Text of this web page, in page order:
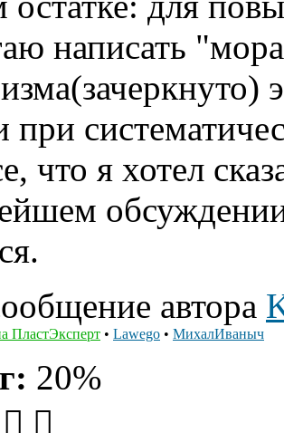
написать
при
что я хотел
автора
ПластЭксперт • Lawego • МихалИваныч
20%